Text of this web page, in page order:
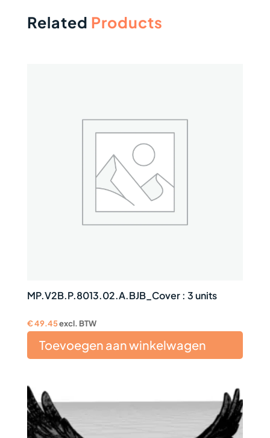
Related Products
MP.V2B.P.8013.02.A.BJB_Cover : 3 units
€49.45excl. BTW
Toevoegen aan winkelwagen